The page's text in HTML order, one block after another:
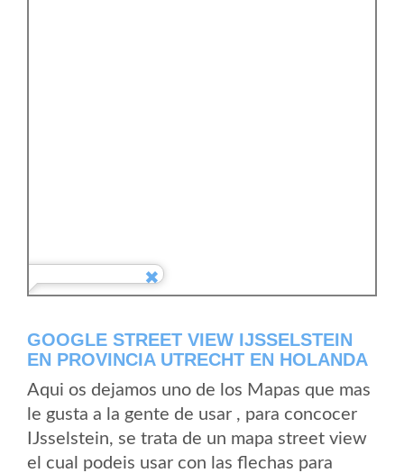
GOOGLE STREET VIEW IJSSELSTEIN
EN PROVINCIA UTRECHT EN HOLANDA
Aqui os dejamos uno de los Mapas que mas
le gusta a la gente de usar , para concocer
IJsselstein, se trata de un mapa street view
el cual podeis usar con las flechas para